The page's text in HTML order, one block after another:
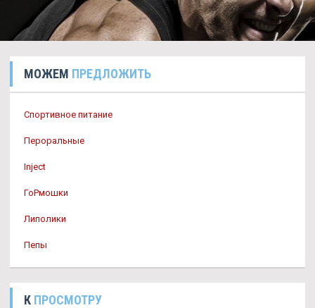
МОЖЕМ ПРЕДЛОЖИТЬ
Спортивное питание
Пероральные
Inject
ГоРмошки
Липолики
Пепы
К ПРОСМОТРУ